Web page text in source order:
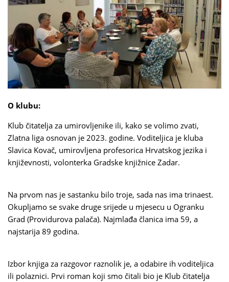
O klubu:
Klub čitatelja za umirovljenike ili, kako se volimo zvati,
Zlatna liga osnovan je 2023. godine. Voditeljica je kluba
Slavica Kovač, umirovljena profesorica Hrvatskog jezika i
književnosti, volonterka Gradske knjižnice Zadar.
Na prvom nas je sastanku bilo troje, sada nas ima trinaest.
Okupljamo se svake druge srijede u mjesecu u Ogranku
Grad (Providurova palača). Najmlađa članica ima 59, a
najstarija 89 godina.
Izbor knjiga za razgovor raznolik je, a odabire ih voditeljica
ili polaznici. Prvi roman koji smo čitali bio je Klub čitatelja